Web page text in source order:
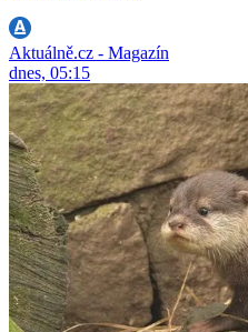
Aktuálně.cz - Magazín
dnes, 05:15